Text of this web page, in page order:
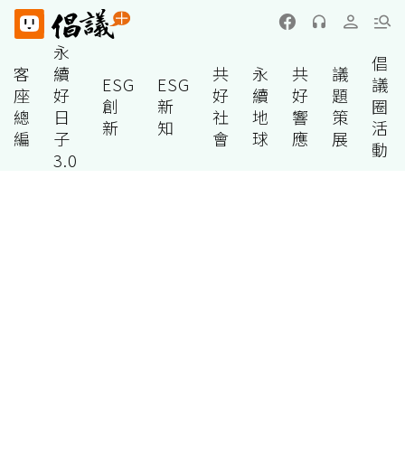
客
座
總
編
永
續
好
日
子
3.0
ESG
創
新
ESG
新
知
共
好
社
會
永
續
地
球
共
好
響
應
議
題
策
展
倡
議
圈
活
動